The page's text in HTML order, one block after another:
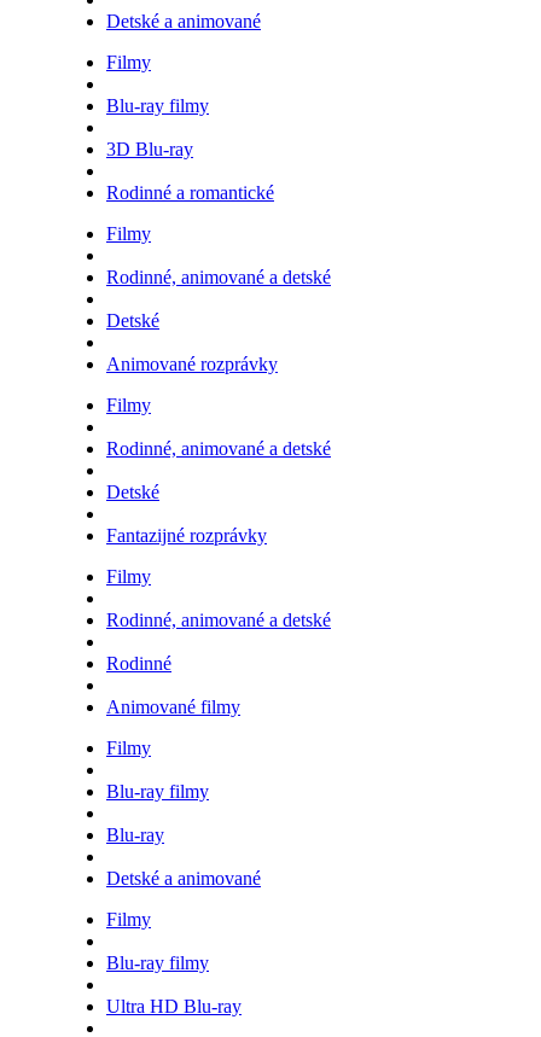
Detské a animované
Filmy
Blu-ray filmy
3D Blu-ray
Rodinné a romantické
Filmy
Rodinné, animované a detské
Detské
Animované rozprávky
Filmy
Rodinné, animované a detské
Detské
Fantazijné rozprávky
Filmy
Rodinné, animované a detské
Rodinné
Animované filmy
Filmy
Blu-ray filmy
Blu-ray
Detské a animované
Filmy
Blu-ray filmy
Ultra HD Blu-ray